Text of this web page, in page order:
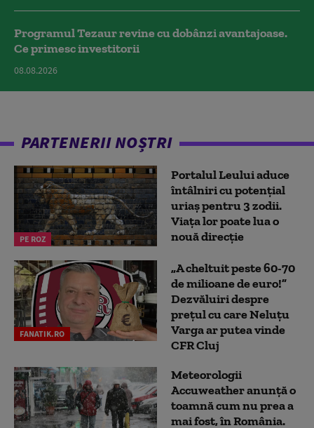
Programul Tezaur revine cu dobânzi avantajoase.
Ce primesc investitorii
08.08.2026
PARTENERII NOȘTRI
PE ROZ
Portalul Leului aduce
întâlniri cu potențial
uriaș pentru 3 zodii.
Viața lor poate lua o
nouă direcție
FANATIK.RO
„A cheltuit peste 60-70
de milioane de euro!”
Dezvăluiri despre
prețul cu care Neluțu
Varga ar putea vinde
CFR Cluj
Meteorologii
Accuweather anunță o
toamnă cum nu prea a
mai fost, în România.